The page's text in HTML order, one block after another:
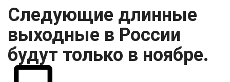
Следующие длинные
выходные в России
будут только в ноябре.